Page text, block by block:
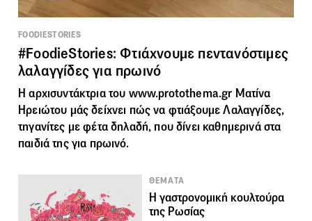
FOODIESTORIES
#FoodieStories: Φτιάχνουμε πεντανόστιμες
λαλαγγίδες για πρωινό
Η αρχισυντάκτρια του www.protothema.gr Ματίνα
Ηρειώτου μάς δείχνει πώς να φτιάξουμε Λαλαγγίδες,
τηγανίτες με φέτα δηλαδή, που δίνει καθημερινά στα
παιδιά της για πρωινό.
ΘΕΜΑΤΑ
Η γαστρονομική κουλτούρα
της Ρωσίας